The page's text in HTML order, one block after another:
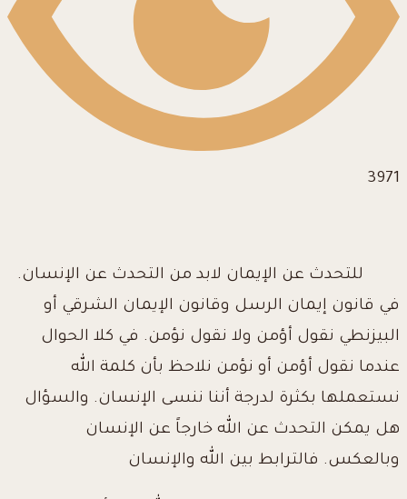
3971
للتحدث عن الإيمان لابد من التحدث عن الإنسان.
في قانون إيمان الرسل وقانون الإيمان الشرقي أو
البيزنطي نقول أؤمن ولا نقول نؤمن. في كلا الحوال
عندما نقول أؤمن أو نؤمن نلاحظ بأن كلمة الله
نستعملها بكثرة لدرجة أننا ننسى الإنسان. والسؤال
هل يمكن التحدث عن الله خارجاً عن الإنسان
وبالعكس. فالترابط بين الله والإنسان